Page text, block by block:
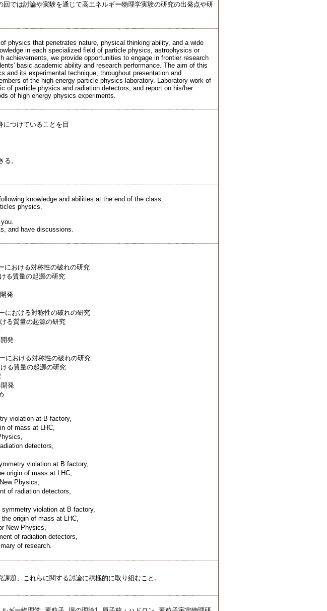
では討論や実験を通じて高エネルギー物理学実験の研究の出発点や研
physics that penetrates nature, physical thinking ability, and a wide
in each specialized field of particle physics, astrophysics or
we provide opportunities to engage in frontier research
basic academic ability and research performance. The aim of this
and its experimental technique, throughout presentation and
of the high energy particle physics laboratory. Laboratory work of
of particle physics and radiation detectors, and report on his/her
of high energy physics experiments.
つけていることを目
。
knowledge and abilities at the end of the class.
physics.
and have discussions.
おける対称性の破れの研究
る質量の起源の研究
発
における対称性の破れの研究
る質量の起源の研究
発
における対称性の破れの研究
る質量の起源の研究
発
violation at B factory,
of mass at LHC,
detectors,
violation at B factory,
origin of mass at LHC,
Physics,
of radiation detectors,
violation at B factory,
origin of mass at LHC,
New Physics,
of radiation detectors,
of research.
題、これらに関する討論に積極的に取り組むこと。